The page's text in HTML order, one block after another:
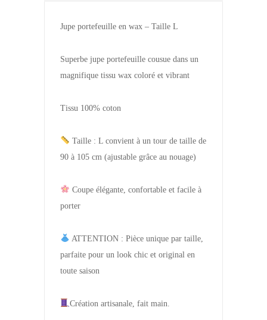
Jupe portefeuille en wax – Taille L
Superbe jupe portefeuille cousue dans un
magnifique tissu wax coloré et vibrant
Tissu 100% coton
Taille : L convient à un tour de taille de
90 à 105 cm (ajustable grâce au nouage)
Coupe élégante, confortable et facile à
porter
ATTENTION : Pièce unique par taille,
parfaite pour un look chic et original en
toute saison
Création artisanale, fait main.